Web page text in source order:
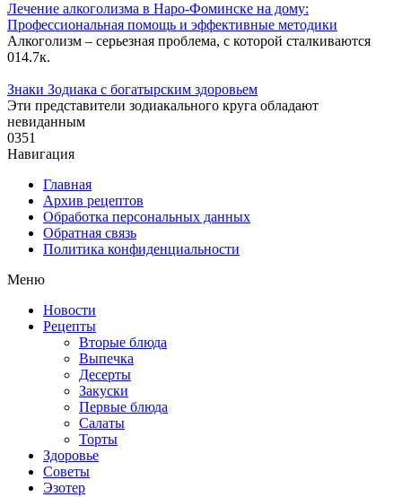
Лечение алкоголизма в Наро-Фоминске на дому:
Профессиональная помощь и эффективные методики
Алкоголизм – серьезная проблема, с которой сталкиваются
014.7к.
Знаки Зодиака с богатырским здоровьем
Эти представители зодиакального круга обладают
невиданным
0351
Навигация
Главная
Архив рецептов
Обработка персональных данных
Обратная связь
Политика конфиденциальности
Меню
Новости
Рецепты
Вторые блюда
Выпечка
Десерты
Закуски
Первые блюда
Салаты
Торты
Здоровье
Советы
Эзотер